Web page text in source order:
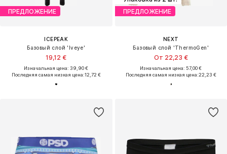
ПРЕДЛОЖЕНИЕ
ICEPEAK
Базовый слой 'Iveye'
19,12 €
Изначальная цена: 39,90 €
Последняя самая низкая цена:12,72 €
ПРЕДЛОЖЕНИЕ
NEXT
Базовый слой 'ThermoGen'
От 22,23 €
Изначальная цена: 57,00 €
Последняя самая низкая цена:22,23 €